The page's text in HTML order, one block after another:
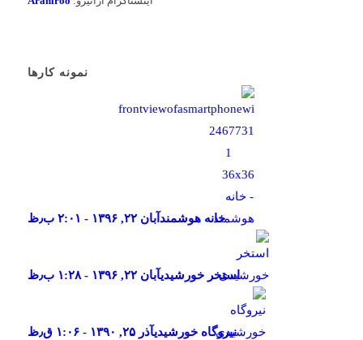
نمونه کارها
خانه هوشمند آبان ۲۲, ۱۳۹۶ - ۲:۰۱ ب٫ظ
استخر خورشیدیآبان ۲۲, ۱۳۹۶ - ۱:۲۸ ب٫ظ
نیروگاه خورشیدیآذر ۲۵, ۱۳۹۰ - ۱:۰۶ ق٫ظ